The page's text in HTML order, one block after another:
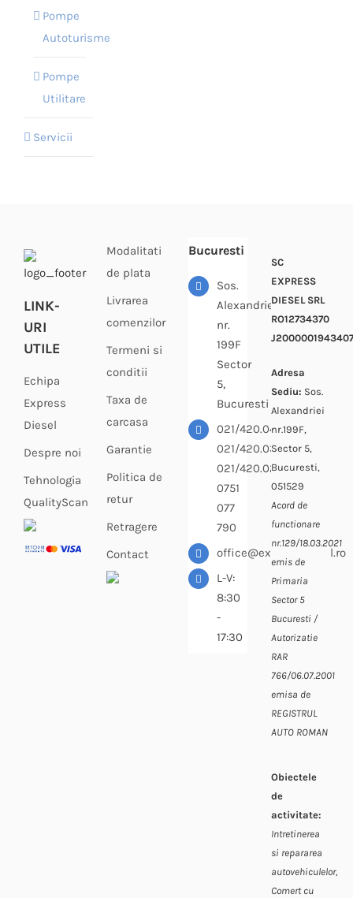
Pompe
Autoturisme
Pompe
Utilitare
Servicii
LINK-
URI
UTILE
Echipa
Express
Diesel
Despre noi
Tehnologia
QualityScan
Modalitati
de plata
Livrarea
comenzilor
Termeni si
conditii
Taxa de
carcasa
Garantie
Politica de
retur
Retragere
Contact
Bucuresti
Sos.
Alexandriei
nr.
199F
Sector
5,
Bucuresti
021/420.04.33
021/420.03.64
021/420.02.69
0751
077
790
office@expressdiesel.ro
L-V:
8:30
-
17:30
SC
EXPRESS
DIESEL SRL
RO12734370
J2000001943407
Adresa
Sediu: Sos.
Alexandriei
nr.199F,
Sector 5,
Bucuresti,
051529
Acord de
functionare
nr.129/18.03.2021
emis de
Primaria
Sector 5
Bucuresti /
Autorizatie
RAR
766/06.07.2001
emisa de
REGISTRUL
AUTO ROMAN
Obiectele
de
activitate:
Intretinerea
si repararea
autovehiculelor,
Comert cu